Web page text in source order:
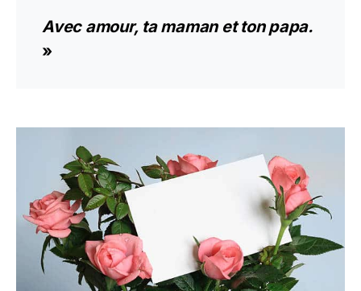
Avec amour, ta maman et ton papa.
»